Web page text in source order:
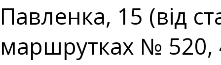
Павленка, 15 (від
маршрутках № 520,